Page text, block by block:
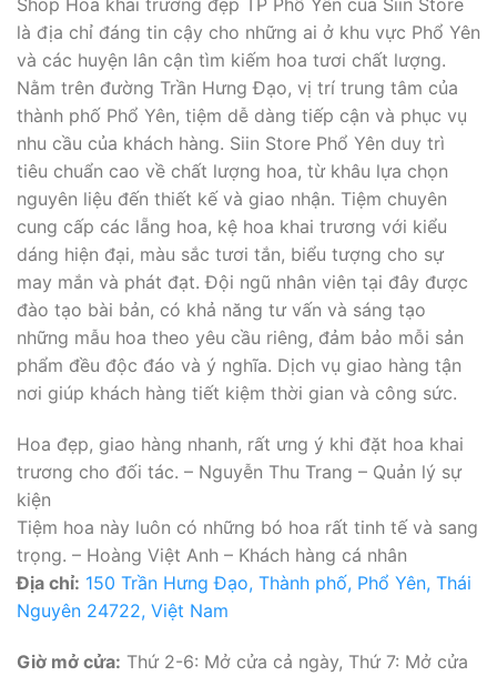
Shop Hoa khai trương đẹp TP Phổ Yên của Siin Store
là địa chỉ đáng tin cậy cho những ai ở khu vực Phổ Yên
và các huyện lân cận tìm kiếm hoa tươi chất lượng.
Nằm trên đường Trần Hưng Đạo, vị trí trung tâm của
thành phố Phổ Yên, tiệm dễ dàng tiếp cận và phục vụ
nhu cầu của khách hàng. Siin Store Phổ Yên duy trì
tiêu chuẩn cao về chất lượng hoa, từ khâu lựa chọn
nguyên liệu đến thiết kế và giao nhận. Tiệm chuyên
cung cấp các lẵng hoa, kệ hoa khai trương với kiểu
dáng hiện đại, màu sắc tươi tắn, biểu tượng cho sự
may mắn và phát đạt. Đội ngũ nhân viên tại đây được
đào tạo bài bản, có khả năng tư vấn và sáng tạo
những mẫu hoa theo yêu cầu riêng, đảm bảo mỗi sản
phẩm đều độc đáo và ý nghĩa. Dịch vụ giao hàng tận
nơi giúp khách hàng tiết kiệm thời gian và công sức.
Hoa đẹp, giao hàng nhanh, rất ưng ý khi đặt hoa khai
trương cho đối tác. – Nguyễn Thu Trang – Quản lý sự
kiện
Tiệm hoa này luôn có những bó hoa rất tinh tế và sang
trọng. – Hoàng Việt Anh – Khách hàng cá nhân
Địa chỉ: 150 Trần Hưng Đạo, Thành phố, Phổ Yên, Thái
Nguyên 24722, Việt Nam
Giờ mở cửa: Thứ 2-6: Mở cửa cả ngày, Thứ 7: Mở cửa